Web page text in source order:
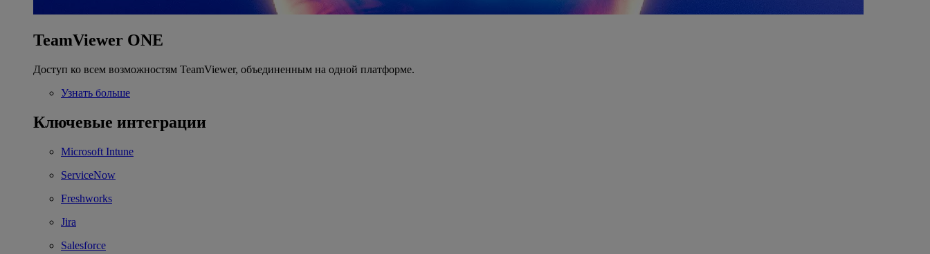
TeamViewer ONE
Доступ ко всем возможностям TeamViewer, объединенным на одной платформе.
Узнать больше
Ключевые интеграции
Microsoft Intune
ServiceNow
Freshworks
Jira
Salesforce